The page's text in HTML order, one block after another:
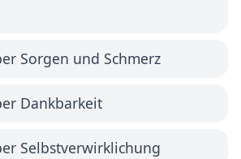
Sorgen und Schmerz
Dankbarkeit
Selbstverwirklichung